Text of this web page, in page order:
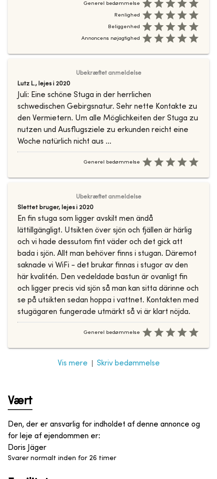
Generel bedømmelse
Renlighed
Beliggenhed
Annoncens nøjagtighed
Ubekræftet anmeldelse
Lutz L., lejes i 2020
Juli: Eine schöne Stuga in der herrlichen
schwedischen Gebirgsnatur. Sehr nette Kontakte zu
den Vermietern. Um alle Möglichkeiten der Stuga zu
nutzen und Ausflugsziele zu erkunden reicht eine
Woche natürlich nicht aus ...
Generel bedømmelse
Ubekræftet anmeldelse
Slettet bruger, lejes i 2020
En fin stuga som ligger avskilt men ändå
lättillgängligt. Utsikten över sjön och fjällen är härlig
och vi hade dessutom fint väder och det gick att
bada i sjön. Allt man behöver finns i stugan. Däremot
saknade vi WiFi - det brukar finnas i stugor av den
här kvalitén. Den vedeldade bastun är ovanligt fin
och ligger precis vid sjön så man kan sitta därinne och
se på utsikten sedan hoppa i vattnet. Kontakten med
stugägaren fungerade utmärkt så vi är klart nöjda.
Generel bedømmelse
Vis mere | Skriv bedømmelse
Vært
Den, der er ansvarlig for indholdet af denne annonce og
for leje af ejendommen er:
Doris Jäger
Svarer normalt inden for 26 timer